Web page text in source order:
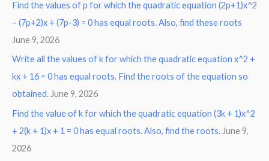
Find the values of p for which the quadratic equation (2p+1)x^2
– (7p+2)x + (7p-3) = 0 has equal roots. Also, find these roots
June 9, 2026
Write all the values of k for which the quadratic equation x^2 +
kx + 16 = 0 has equal roots. Find the roots of the equation so
obtained.June 9, 2026
Find the value of k for which the quadratic equation (3k + 1)x^2
+ 2(k + 1)x + 1 = 0 has equal roots. Also, find the roots. June 9,
2026